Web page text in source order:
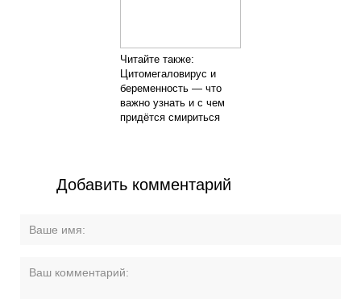
Читайте также:
Цитомегаловирус и
беременность — что
важно узнать и с чем
придётся смириться
Добавить комментарий